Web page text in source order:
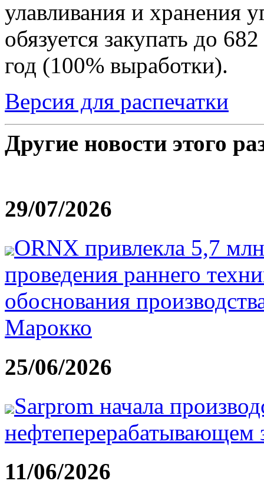
улавливания и хранения
обязуется закупать до
год (100% выработки).
Версия для распечатки
Другие новости этого
29/07/2026
ORNX привлекла 5,7
проведения раннего
обоснования
Марокко
25/06/2026
Sarprom начала
нефтеперерабатывающем
11/06/2026